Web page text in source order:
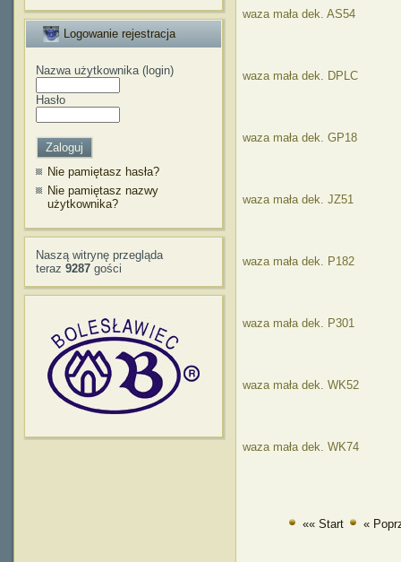
Logowanie rejestracja
Nazwa użytkownika (login)
Hasło
Nie pamiętasz hasła?
Nie pamiętasz nazwy
użytkownika?
Naszą witrynę przegląda
teraz 9287 gości
waza mała dek. AS54
waza mała dek. DPLC
waza mała dek. GP18
waza mała dek. JZ51
waza mała dek. P182
waza mała dek. P301
waza mała dek. WK52
waza mała dek. WK74
«« Start «